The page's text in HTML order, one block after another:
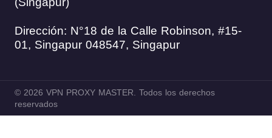
Dirección: N°18 de la Calle Robinson, #15-
01, Singapur 048547, Singapur
© 2026 VPN PROXY MASTER. Todos los derechos
reservados